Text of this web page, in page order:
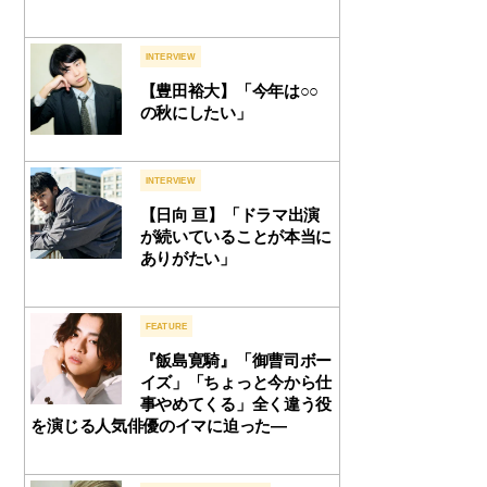
INTERVIEW
【豊田裕大】「今年は○○
の秋にしたい」
INTERVIEW
【日向 亘】「ドラマ出演
が続いていることが本当に
ありがたい」
FEATURE
『飯島寛騎』「御曹司ボー
イズ」「ちょっと今から仕
事やめてくる」全く違う役
を演じる人気俳優のイマに迫った—